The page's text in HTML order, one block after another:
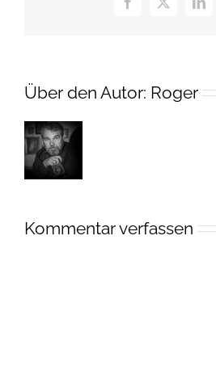
Facebook
X
Über den Autor: Roger
Kommentar verfassen